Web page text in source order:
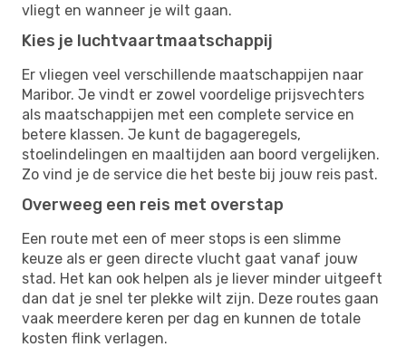
vliegt en wanneer je wilt gaan.
Kies je luchtvaartmaatschappij
Er vliegen veel verschillende maatschappijen naar
Maribor. Je vindt er zowel voordelige prijsvechters
als maatschappijen met een complete service en
betere klassen. Je kunt de bagageregels,
stoelindelingen en maaltijden aan boord vergelijken.
Zo vind je de service die het beste bij jouw reis past.
Overweeg een reis met overstap
Een route met een of meer stops is een slimme
keuze als er geen directe vlucht gaat vanaf jouw
stad. Het kan ook helpen als je liever minder uitgeeft
dan dat je snel ter plekke wilt zijn. Deze routes gaan
vaak meerdere keren per dag en kunnen de totale
kosten flink verlagen.